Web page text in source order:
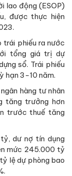
lao động (ESOP)
được thực hiện
trái phiếu ra nước
tổng giá trị dự
sổ. Trái phiếu
hạn 3-10 năm.
hàng tư nhân
tăng trưởng hơn
trước thuế tăng
dư nợ tín dụng
mức 245.000 tỷ
lệ dự phòng bao